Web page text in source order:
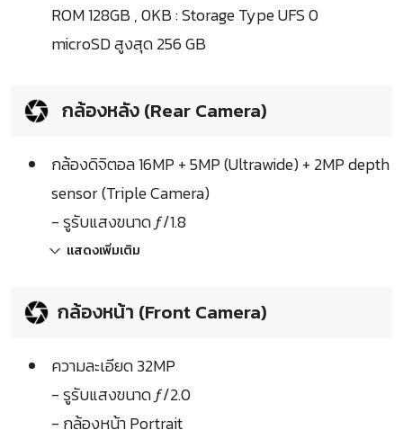
ROM 128GB , 0KB : Storage Type UFS 0
microSD สูงสุด 256 GB
กล้องหลัง (Rear Camera)
กล้องดิจิตอล 16MP + 5MP (Ultrawide) + 2MP depth
sensor (Triple Camera)
- รูรับแสงขนาด ƒ/1.8
แสดงเพิ่มเติม
กล้องหน้า (Front Camera)
ความละเอียด 32MP
- รูรับแสงขนาด ƒ/2.0
- กล้องหน้า Portrait